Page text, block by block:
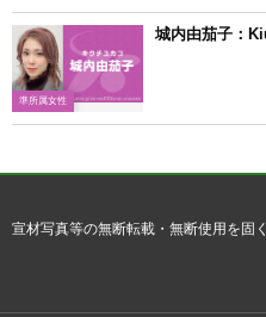
準所属女性
城内由茄子：
宣材写真等の無断転載・無断使用を固